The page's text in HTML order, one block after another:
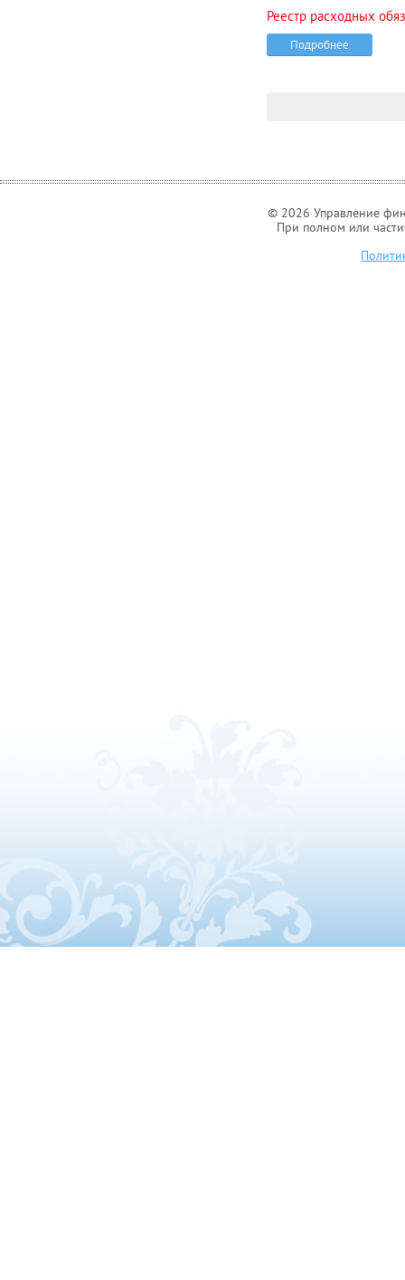
Реестр расходных
Подробнее
© 2026 Управление
При полном или